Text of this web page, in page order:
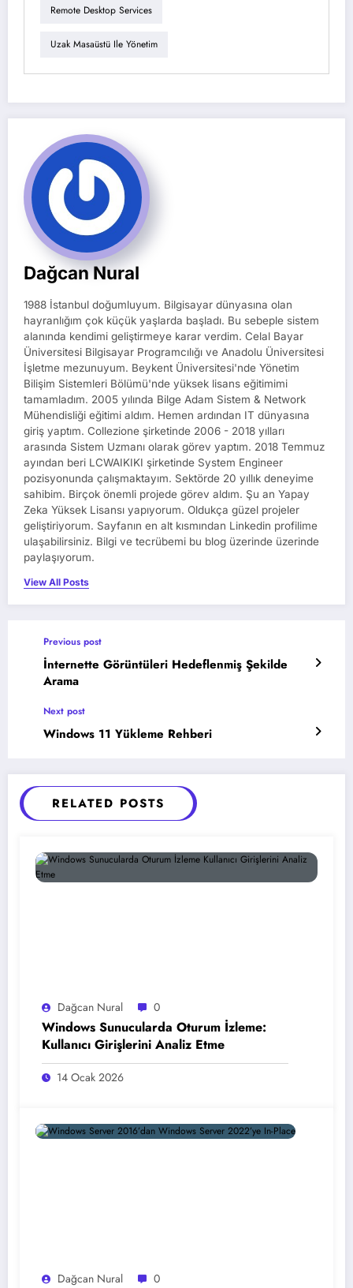
Remote Desktop Services
Uzak Masaüstü Ile Yönetim
Dağcan Nural
1988 İstanbul doğumluyum. Bilgisayar dünyasına olan
hayranlığım çok küçük yaşlarda başladı. Bu sebeple sistem
alanında kendimi geliştirmeye karar verdim. Celal Bayar
Üniversitesi Bilgisayar Programcılığı ve Anadolu Üniversitesi
İşletme mezunuyum. Beykent Üniversitesi'nde Yönetim
Bilişim Sistemleri Bölümü'nde yüksek lisans eğitimimi
tamamladım. 2005 yılında Bilge Adam Sistem & Network
Mühendisliği eğitimi aldım. Hemen ardından IT dünyasına
giriş yaptım. Collezione şirketinde 2006 - 2018 yılları
arasında Sistem Uzmanı olarak görev yaptım. 2018 Temmuz
ayından beri LCWAIKIKI şirketinde System Engineer
pozisyonunda çalışmaktayım. Sektörde 20 yıllık deneyime
sahibim. Birçok önemli projede görev aldım. Şu an Yapay
Zeka Yüksek Lisansı yapıyorum. Oldukça güzel projeler
geliştiriyorum. Sayfanın en alt kısmından Linkedin profilime
ulaşabilirsiniz. Bilgi ve tecrübemi bu blog üzerinde üzerinde
paylaşıyorum.
View All Posts
Previous post
İnternette Görüntüleri Hedeflenmiş Şekilde
Arama
Next post
Windows 11 Yükleme Rehberi
RELATED POSTS
Dağcan Nural 0
Windows Sunucularda Oturum İzleme:
Kullanıcı Girişlerini Analiz Etme
14 Ocak 2026
Dağcan Nural 0